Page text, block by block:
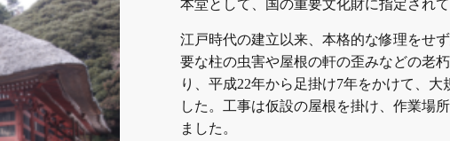
本堂として、国の重要文化財に指定されて
江戸時代の建立以来、本格的な修理をせ
要な柱の虫害や屋根の軒の歪みなどの老
り、平成22年から足掛け7年をかけて、大
した。工事は仮設の屋根を掛け、作業場
ました。